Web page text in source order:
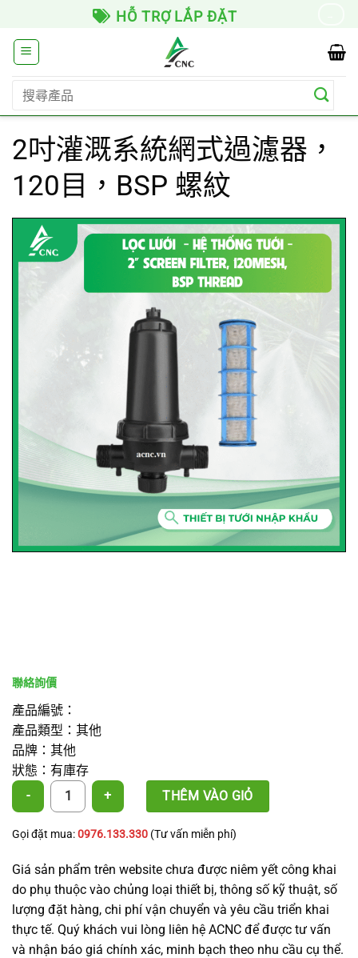
content
HỖ TRỢ LẮP ĐẶT
鍵
字:
2吋灌溉系統網式過濾器，
120目，BSP 螺紋
產品編號：
產品類型：其他
品牌：其他
狀態：有庫存
2吋灌溉系統網式過濾器，120目，BSP 螺紋 數量
THÊM VÀO GIỎ
Gọi đặt mua:0976.133.330 (Tư vấn miễn phí)
Giá sản phẩm trên website chưa được niêm yết công khai
do phụ thuộc vào chủng loại thiết bị, thông số kỹ thuật, số
lượng đặt hàng, chi phí vận chuyển và yêu cầu triển khai
thực tế. Quý khách vui lòng liên hệ ACNC để được tư vấn
và nhận báo giá chính xác, minh bạch theo nhu cầu cụ thể.